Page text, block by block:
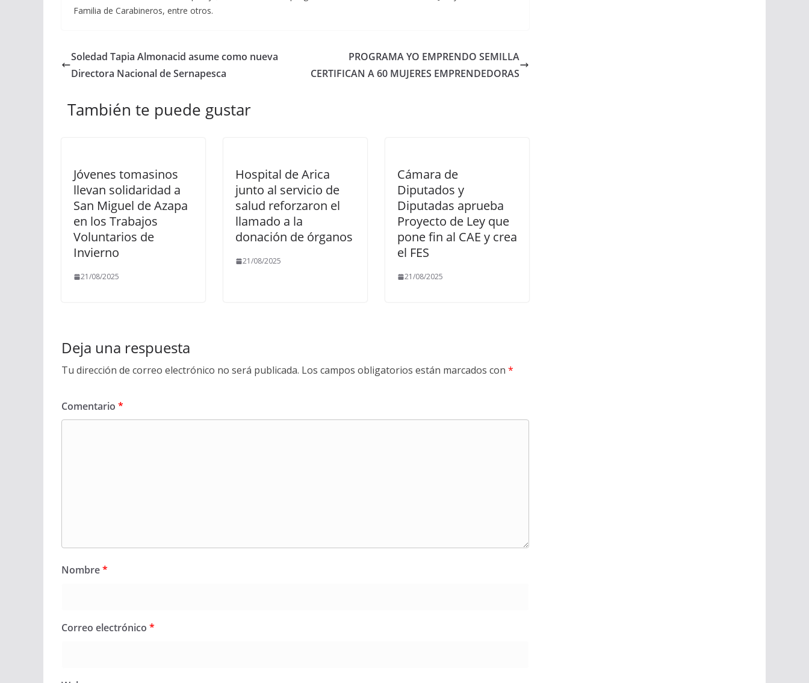
Familia de Carabineros, entre otros.
Soledad Tapia Almonacid asume como nueva
Directora Nacional de Sernapesca
PROGRAMA YO EMPRENDO SEMILLA
CERTIFICAN A 60 MUJERES EMPRENDEDORAS
También te puede gustar
Jóvenes tomasinos
llevan solidaridad a
San Miguel de Azapa
en los Trabajos
Voluntarios de
Invierno
21/08/2025
Hospital de Arica
junto al servicio de
salud reforzaron el
llamado a la
donación de órganos
21/08/2025
Cámara de
Diputados y
Diputadas aprueba
Proyecto de Ley que
pone fin al CAE y crea
el FES
21/08/2025
Deja una respuesta
Tu dirección de correo electrónico no será publicada. Los campos obligatorios están marcados con *
Comentario *
Nombre*
Correo electrónico *